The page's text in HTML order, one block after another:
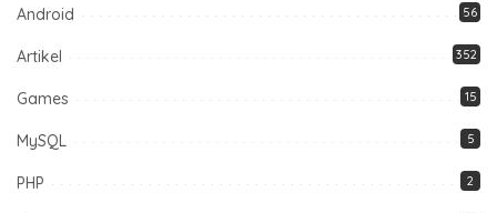
Android 56
Artikel 352
Games 15
MySQL 5
PHP 2